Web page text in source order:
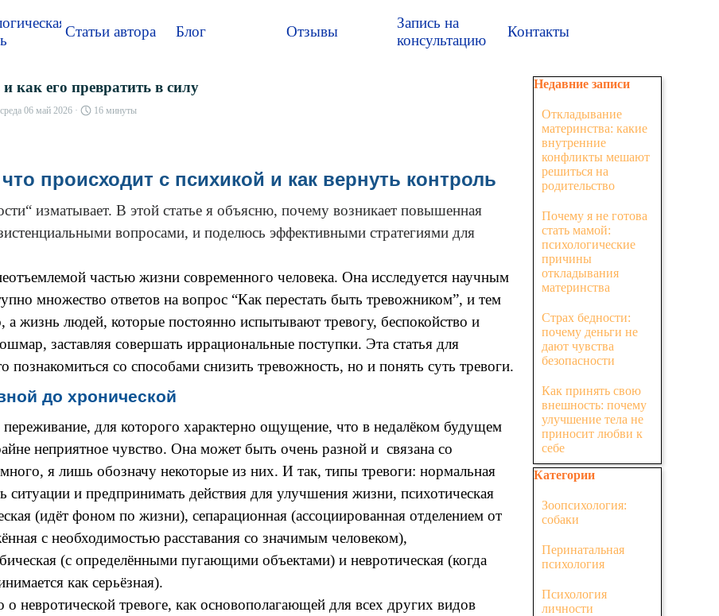
▼
Статьи автора ▼
Блог Отзывы
Запись на
консультацию
Контакты
как его превратить в силу
среда 06 май 2026 ·
16 минуты
происходит с психикой и как вернуть контроль
изматывает. В этой статье я объясню, почему возникает повышенная
вопросами, и поделюсь эффективными стратегиями для
частью жизни современного человека. Она исследуется научным
множество ответов на вопрос “Как перестать быть тревожником”, и тем
а жизнь людей, которые постоянно испытывают тревогу, беспокойство и
заставляя совершать иррациональные поступки. Эта статья для
со способами снизить тревожность, но и понять суть тревоги.
до хронической
переживание, для которого характерно ощущение, что в недалёком будущем
неприятное чувство. Она может быть очень разной и связана со
я лишь обозначу некоторые из них. И так, типы тревоги: нормальная
ситуации и предпринимать действия для улучшения жизни, психотическая
(идёт фоном по жизни), сепарационная (ассоциированная отделением от
с необходимостью расставания со значимым человеком),
(с определёнными пугающими объектами) и невротическая (когда
как серьёзная).
невротической тревоге, как основополагающей для всех других видов
Пропустить блок Недавние
Недавние записи
Откладывание
материнства: какие
внутренние
конфликты мешают
решиться на
родительство
Почему я не готова
стать мамой:
психологические
причины
откладывания
материнства
Страх бедности:
почему деньги не
дают чувства
безопасности
Как принять свою
внешность: почему
улучшение тела не
приносит любви к
себе
Пропустить блок Категории
Категории
Зоопсихология:
собаки
Перинатальная
психология
Психология
личности